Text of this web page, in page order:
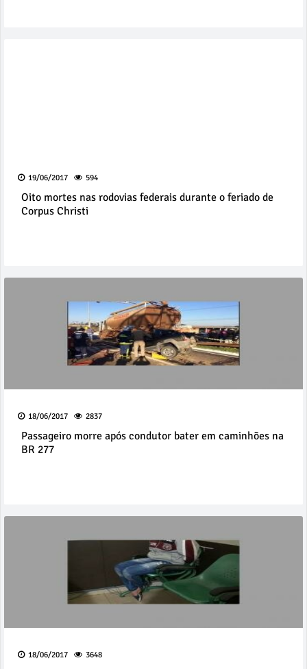
19/06/2017 594
Oito mortes nas rodovias federais durante o feriado de
Corpus Christi
18/06/2017 2837
Passageiro morre após condutor bater em caminhões na
BR 277
18/06/2017 3648